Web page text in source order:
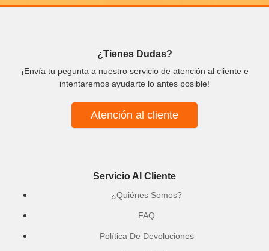
¿Tienes Dudas?
¡Envía tu pegunta a nuestro servicio de atención al cliente e
intentaremos ayudarte lo antes posible!
Atención al cliente
Servicio Al Cliente
¿Quiénes Somos?
FAQ
Política De Devoluciones